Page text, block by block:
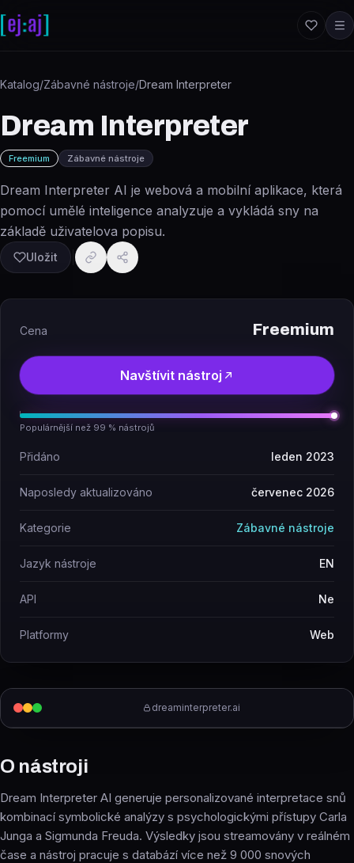
Katalog/Zábavné nástroje/Dream Interpreter
Dream Interpreter
Freemium Zábavné nástroje
Dream Interpreter AI je webová a mobilní aplikace, která
pomocí umělé inteligence analyzuje a vykládá sny na
základě uživatelova popisu.
Uložit
dreaminterpreter.ai
O nástroji
Dream Interpreter AI generuje personalizované interpretace snů
kombinací symbolické analýzy s psychologickými přístupy Carla
Junga a Sigmunda Freuda. Výsledky jsou streamovány v reálném
čase a nástroj pracuje s databází více než 9 000 snových
Cena Freemium
Navštívit nástroj
Populárnější než 99 % nástrojů
Přidáno leden 2023
Naposledy aktualizováno červenec 2026
Kategorie Zábavné nástroje
Jazyk nástroje EN
API Ne
Platformy Web